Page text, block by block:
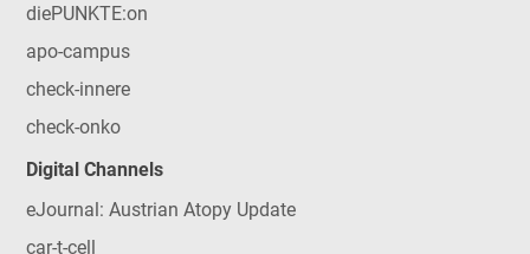
diePUNKTE:on
apo-campus
check-innere
check-onko
Digital Channels
eJournal: Austrian Atopy Update
car-t-cell